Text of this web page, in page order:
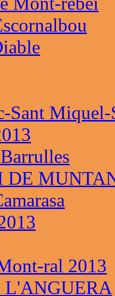
Sant
DE
ral 2013
L'ANGUERA